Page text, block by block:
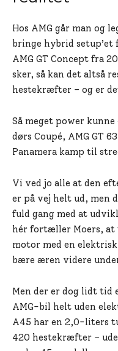
Hos AMG går man og
bringe hybrid setup’et
AMG GT Concept fra
sker, så kan det altså
hestekræfter – og er
Så meget power
dørs Coupé, AMG GT
Panamera kamp til
Vi ved jo alle at den
er på vej helt ud, men
fuld gang med at
hér fortæller Moers,
motor med en
bære æren videre
Men der er dog lidt tid
AMG-bil helt uden
A45 har en 2,0-liters
420 hestekræfter –